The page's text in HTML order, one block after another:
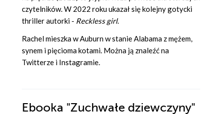
czytelników. W 2022 roku ukazał się kolejny gotycki
thriller autorki - Reckless girl.
Rachel mieszka w Auburn w stanie Alabama z mężem,
synem i pięcioma kotami. Można ją znaleźć na
Twitterze i Instagramie.
Ebooka "Zuchwałe dziewczyny"